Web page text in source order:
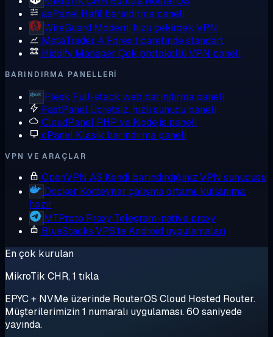
aaPanel Hafif barındırma paneli
WireGuard Modern, hızlı çekirdek VPN
MetaTrader 4 Forex ticaretinde standart
Hiddify Manager Çok protokollü VPN paneli
BARINDIRMA PANELLERI
Plesk Full-stack web barındırma paneli
FastPanel Ücretsiz, hızlı sunucu paneli
CloudPanel PHP ve Node.js paneli
cPanel Klasik barındırma paneli
VPN VE ARAÇLAR
OpenVPN AS Kendi barındırdığınız VPN sunucusu
Docker Konteyner çalışma ortamı, kullanıma
hazır
MTProto Proxy Telegram-native proxy
BlueStacks VPS'te Android uygulamaları
En çok kurulan
MikroTik CHR, 1 tıkla
EPYC + NVMe üzerinde RouterOS Cloud Hosted Router.
Müşterilerimizin 1 numaralı uygulaması. 60 saniyede
yayında.